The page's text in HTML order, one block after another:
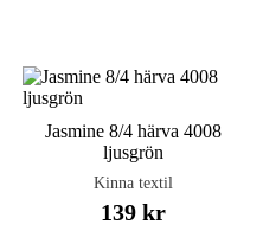
Jasmine 8/4 härva 4008
ljusgrön
Kinna textil
139 kr